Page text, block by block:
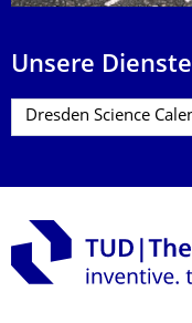
Unsere Dienste